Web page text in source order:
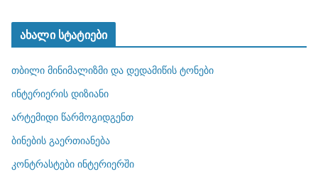
ტ
ო
რ
ბ
ი
ახალი სტატიები
თბილი მინიმალიზმი და დედამიწის ტონები
ინტერიერის დიზიანი
არტემიდი წარმოგიდგენთ
ბინების გაერთიანება
კონტრასტები ინტერიერში